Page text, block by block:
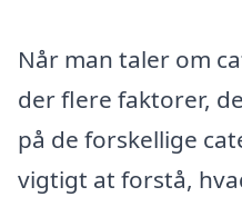
Når man taler om
der flere faktorer,
på de forskellige
vigtigt at forstå,